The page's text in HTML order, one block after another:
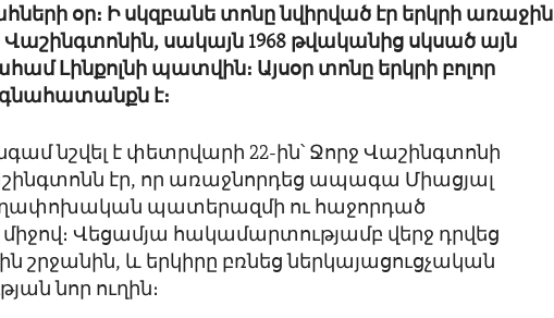
օր։ Ի սկզբանե տոնը նվիրված էր երկրի առաջին
սակայն 1968 թվականից սկսած այն
Լինքոլնի պատվին։ Այսօր տոնը երկրի բոլոր
է։
նշվել է փետրվարի 22-ին՝ Ջորջ Վաշինգտոնի
էր, որ առաջնորդեց ապագա Միացյալ
պատերազմի ու հաջորդած
Վեցամյա հակամարտությամբ վերջ դրվեց
շրջանին, և երկիրը բռնեց ներկայացուցչական
նոր ուղին։